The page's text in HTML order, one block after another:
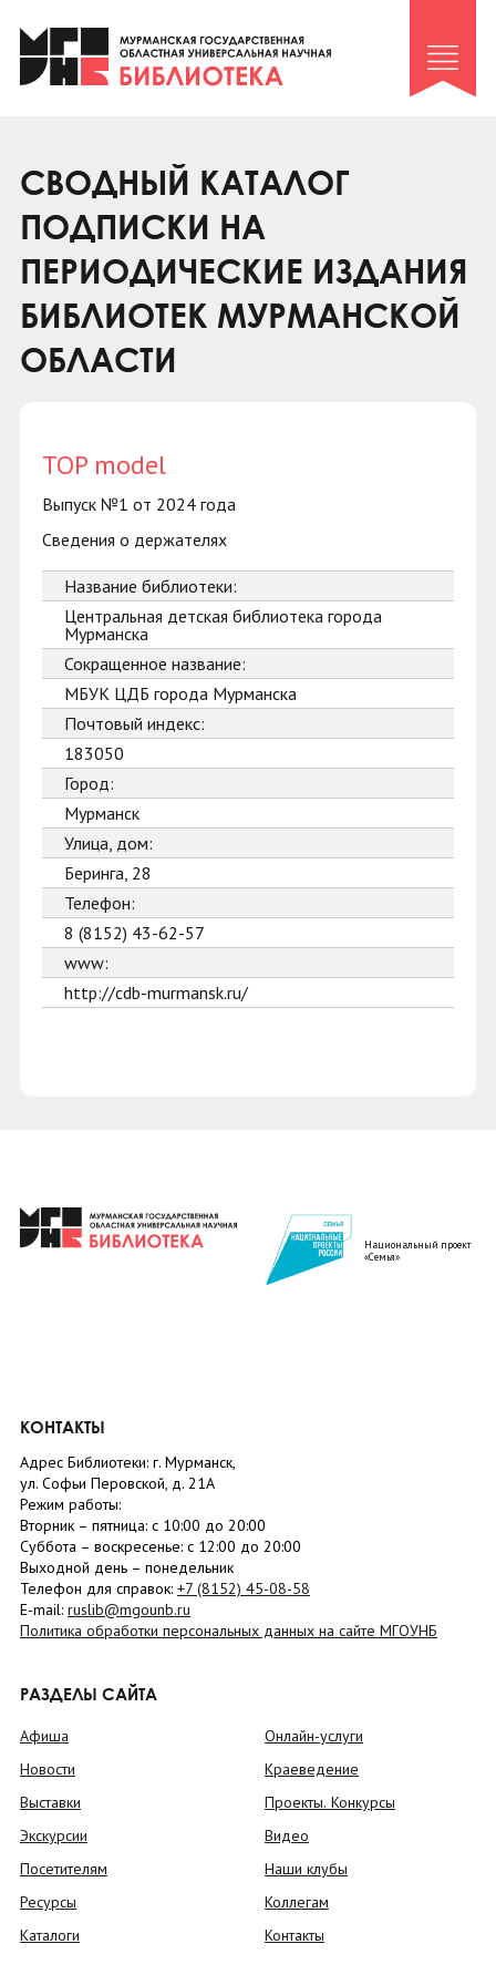
Клуб «Гиря и сельдерей»
Клуб «Семейный архив»
Коллегам
Контакты
СВОДНЫЙ КАТАЛОГ
ПОДПИСКИ НА
ПЕРИОДИЧЕСКИЕ ИЗДАНИЯ
БИБЛИОТЕК МУРМАНСКОЙ
ОБЛАСТИ
TOP model
Выпуск №1 от 2024 года
Сведения о держателях
Название библиотеки:
Центральная детская библиотека города
Мурманска
Сокращенное название:
МБУК ЦДБ города Мурманска
Почтовый индекс:
183050
Город:
Мурманск
Улица, дом:
Беринга, 28
Телефон:
8 (8152) 43-62-57
www:
http://cdb-murmansk.ru/
Национальный проект
«Семья»
КОНТАКТЫ
Адрес Библиотеки: г. Мурманск,
ул. Софьи Перовской, д. 21А
Режим работы:
Вторник – пятница: с 10:00 до 20:00
Суббота – воскресенье: c 12:00 до 20:00
Выходной день – понедельник
Телефон для справок: +7 (8152) 45-08-58
E-mail: ruslib@mgounb.ru
Политика обработки персональных данных на сайте МГОУНБ
РАЗДЕЛЫ САЙТА
Афиша
Новости
Выставки
Экскурсии
Посетителям
Ресурсы
Каталоги
Онлайн-услуги
Краеведение
Проекты. Конкурсы
Видео
Наши клубы
Коллегам
Контакты